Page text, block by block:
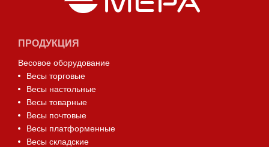
ПРОДУКЦИЯ
Весовое оборудование
Весы торговые
Весы настольные
Весы товарные
Весы почтовые
Весы платформенные
Весы складские